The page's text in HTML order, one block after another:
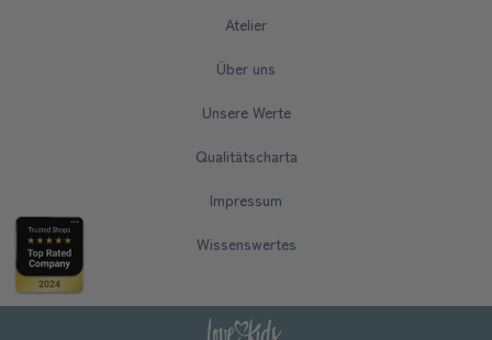
Atelier
Über uns
Unsere Werte
Qualitätscharta
Impressum
Wissenswertes